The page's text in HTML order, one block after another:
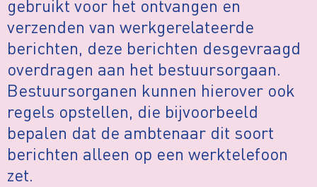
gebruikt voor het ontvangen en
verzenden van werkgerelateerde
berichten, deze berichten desgevraagd
overdragen aan het bestuursorgaan.
Bestuursorganen kunnen hierover ook
regels opstellen, die bijvoorbeeld
bepalen dat de ambtenaar dit soort
berichten alleen op een werktelefoon
zet.